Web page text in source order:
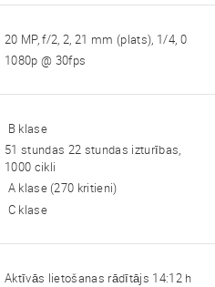
20 MP, f/2, 2, 21 mm (plats), 1/4, 0
1080p @ 30fps
B klase
51 stundas 22 stundas izturības,
1000 cikli
A klase (270 kritieni)
C klase
Aktīvās lietošanas rādītājs 14:12 h